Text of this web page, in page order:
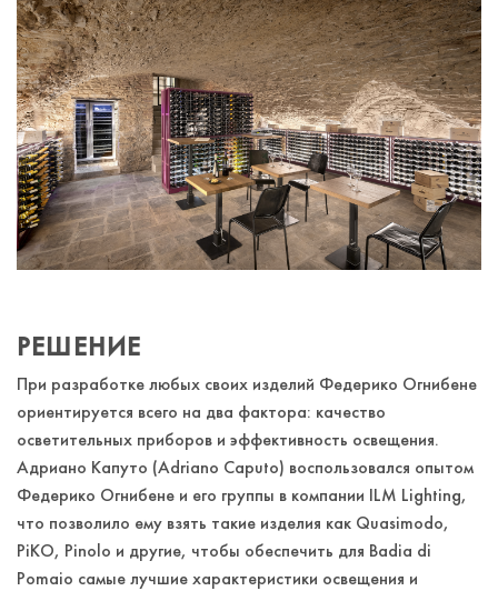
РЕШЕНИЕ
При разработке любых своих изделий Федерико Огнибене
ориентируется всего на два фактора: качество
осветительных приборов и эффективность освещения.
Адриано Капуто (Adriano Caputo) воспользовался опытом
Федерико Огнибене и его группы в компании ILM Lighting,
что позволило ему взять такие изделия как Quasimodo,
PiKO, Pinolo и другие, чтобы обеспечить для Badia di
Pomaio самые лучшие характеристики освещения и